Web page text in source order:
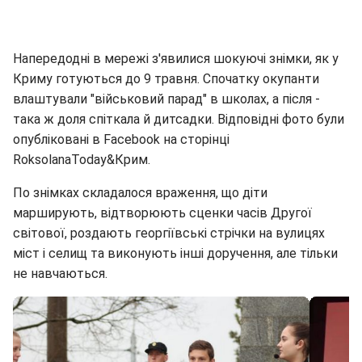
Напередодні в мережі з'явилися шокуючі знімки, як у
Криму готуються до 9 травня. Спочатку окупанти
влаштували "військовий парад" в школах, а після -
така ж доля спіткала й дитсадки. Відповідні фото були
опубліковані в Facebook на сторінці
RoksolanaToday&Крим.
По знімках складалося враження, що діти
марширують, відтворюють сценки часів Другої
світової, роздають георгіївські стрічки на вулицях
міст і селищ та виконують інші доручення, але тільки
не навчаються.